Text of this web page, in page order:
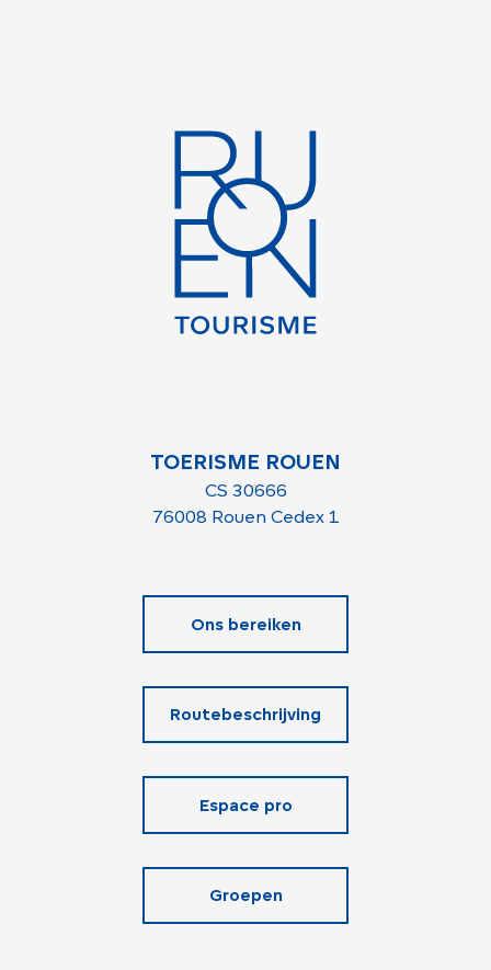
TOERISME ROUEN
CS 30666
76008 Rouen Cedex 1
Ons bereiken
Routebeschrijving
Espace pro
Groepen